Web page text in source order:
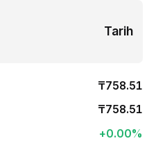
Tarih
₸758.51
₸758.51
+0.00%